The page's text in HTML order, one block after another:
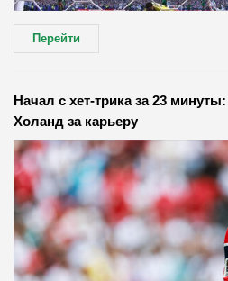
Перейти
Начал с хет-трика за 23
Холанд за карьеру